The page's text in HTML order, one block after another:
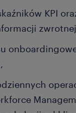
KPI
zwrotnej